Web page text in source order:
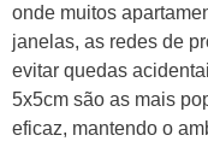
onde muitos
janelas, as redes de
evitar quedas
5x5cm são as mais
eficaz, mantendo o